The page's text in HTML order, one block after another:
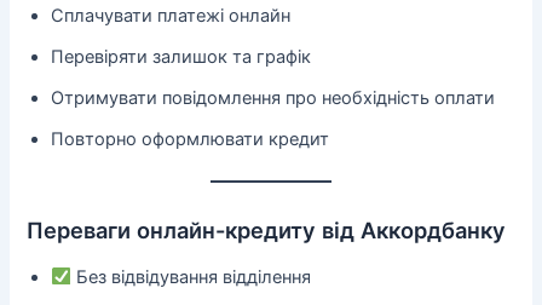
Сплачувати платежі онлайн
Перевіряти залишок та графік
Отримувати повідомлення про необхідність оплати
Повторно оформлювати кредит
Переваги онлайн-кредиту від Аккордбанку
Без відвідування відділення